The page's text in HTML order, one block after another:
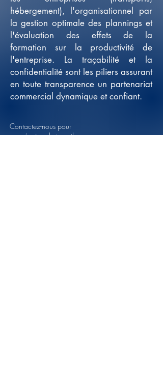
hébergement), l'organisationnel par
la gestion optimale des plannings et
l'évaluation des effets de la
formation sur la productivité de
l'entreprise. La traçabilité et la
confidentialité sont les piliers assurant
en toute transparence un partenariat
commercial dynamique et confiant.
Contactez-nous pour
une réunion de travail